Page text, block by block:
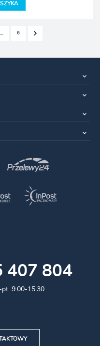
6
407 804
pt. 9:00-15:30